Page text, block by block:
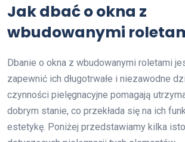
Jak dbać o okna z
wbudowanymi
Dbanie o okna z wbudowanymi roletami
zapewnić ich długotrwałe i niezawodne
czynności pielęgnacyjne pomagają
dobrym stanie, co przekłada się na ich
estetykę. Poniżej przedstawiamy kilka